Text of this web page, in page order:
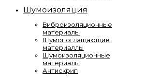
Шумоизоляция
Виброизоляционные
материалы
Шумопоглащающие
материаллы
Шумоизоляционные
материалы
Антискрип